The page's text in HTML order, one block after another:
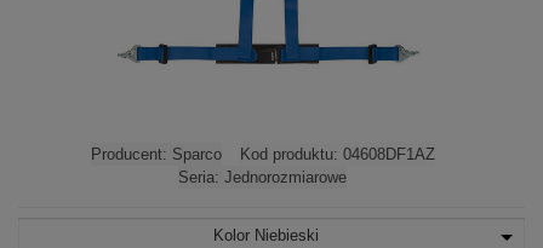
Producent: Sparco Kod produktu: 04608DF1AZ
Seria: Jednorozmiarowe
Kolor Niebieski